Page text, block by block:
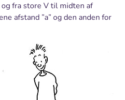
fra store V til midten af
afstand ”a” og den anden for